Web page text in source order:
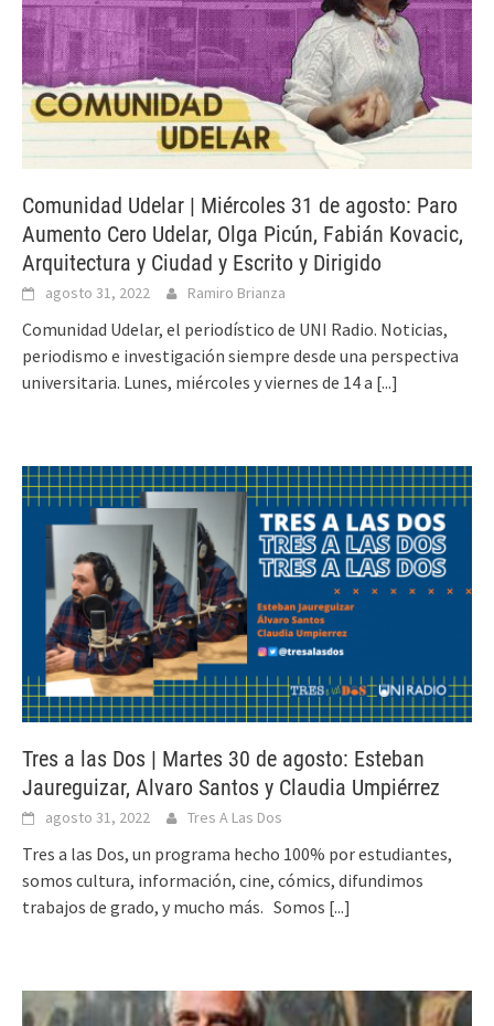
Comunidad Udelar | Miércoles 31 de agosto: Paro
Aumento Cero Udelar, Olga Picún, Fabián Kovacic,
Arquitectura y Ciudad y Escrito y Dirigido
agosto 31, 2022 Ramiro Brianza
Comunidad Udelar, el periodístico de UNI Radio. Noticias,
periodismo e investigación siempre desde una perspectiva
universitaria. Lunes, miércoles y viernes de 14 a [...]
Tres a las Dos | Martes 30 de agosto: Esteban
Jaureguizar, Alvaro Santos y Claudia Umpiérrez
agosto 31, 2022 Tres A Las Dos
Tres a las Dos, un programa hecho 100% por estudiantes,
somos cultura, información, cine, cómics, difundimos
trabajos de grado, y mucho más. Somos [...]